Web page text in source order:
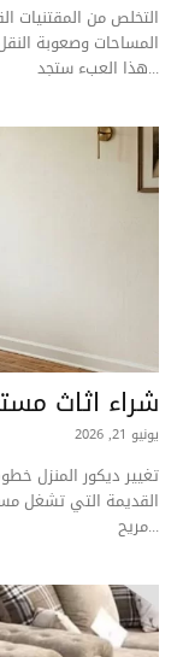
التخلص من المقتنيات
المساحات وصعوبة
هذا العبء ستجد...
شراء اثاث مستعمل
يونيو 21, 2026
تغيير ديكور المنزل
القديمة التي تشغل
مريح...